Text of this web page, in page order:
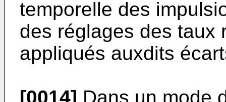
temporelle des
des réglages des taux
appliqués auxdits
[0014] Dans un mode